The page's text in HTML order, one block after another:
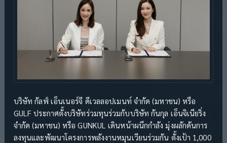
บริษัท กัลฟ์ เอ็นเนอร์จี ดีเวลลอปเมนท์ จำกัด (มหาชน) หรือ
GULF ประกาศตั้งบริษัทร่วมทุนร่วมกับบริษัท กันกุล เอ็นจิเนียริ่ง
จำกัด (มหาชน) หรือ GUNKUL เดินหน้าผนึกกำลัง มุ่งผลักดันการ
ลงทุนและพัฒนาโครงการพลังงานหมุนเวียนร่วมกัน ตั้งเป้า 1,000